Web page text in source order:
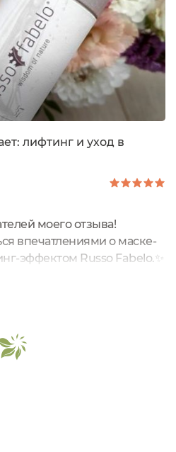
лифтинг и уход в
моего отзыва!
впечатлениями о маске-
эффектом Russo Fabelo.✨
для лица с лифтинг-
действие, способствует
кожи. Голубая...